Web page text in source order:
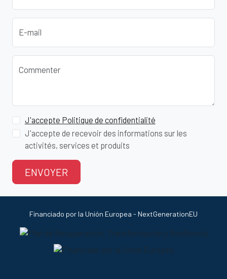
E-mail
Commenter
J'accepte Politique de confidentialité
J'accepte de recevoir des informations sur les
activités, services et produits
ENVOYER
Financiado por la Unión Europea - NextGenerationEU